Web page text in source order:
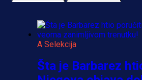
A Selekcija
Šta je Barbarez